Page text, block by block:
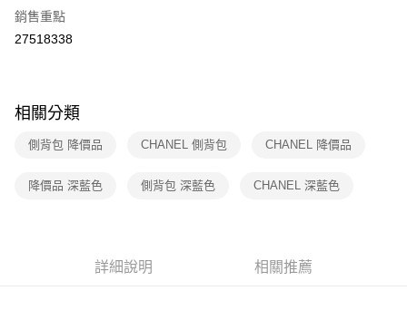
ATM／網路銀行／等多元方式進行付款，方視為交易完成。
※ 請注意：結帳手續完成當下不需立刻繳費，但若您需要取消訂單，請聯絡
購買商品的店家。未經商家同意取消之訂單仍視為有效，需透過AFTEE先享
客戶支援中心」
【注意事項】
１．透過由恩沛科技股份有限公司提供之「AFTEE先享後付」服務完成之交
權轉讓予恩沛科技股份有限公司。
付款後7-11取貨
免運費
銷售重點
27518338
相關分類
側背包 降價品 CHANEL 側背包 CHANEL 降價品
降價品 深藍色 側背包 深藍色 CHANEL 深藍色
詳細說明 相關推薦